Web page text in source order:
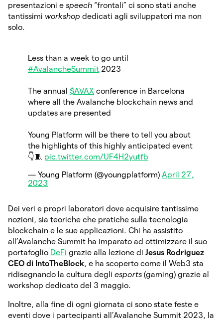
presentazioni e speech “frontali” ci sono stati anche
tantissimi workshop dedicati agli sviluppatori ma non
solo.
Less than a week to go until
#AvalancheSummit 2023
The annual $AVAX conference in Barcelona
where all the Avalanche blockchain news and
updates are presented
Young Platform will be there to tell you about
the highlights of this highly anticipated event
👇🧵 pic.twitter.com/UF4H2yutfb
— Young Platform (@youngplatform) April 27,
2023
Dei veri e propri laboratori dove acquisire tantissime
nozioni, sia teoriche che pratiche sulla tecnologia
blockchain e le sue applicazioni. Chi ha assistito
all’Avalanche Summit ha imparato ad ottimizzare il suo
portafoglio DeFi grazie alla lezione di Jesus Rodriguez
CEO di IntoTheBlock, e ha scoperto come il Web3 sta
ridisegnando la cultura degli esports (gaming) grazie al
workshop dedicato del 3 maggio.
Inoltre, alla fine di ogni giornata ci sono state feste e
eventi dove i partecipanti all’Avalanche Summit 2023, la